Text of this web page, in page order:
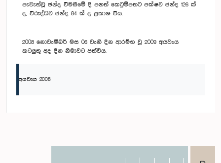
පැවැත්වූ ඡන්ද විමසීමේ දී පනත් කෙටුම්පතට පක්ෂව ඡන්ද 126 ක්
ද, විරුද්ධව ඡන්ද 84 ක් ද ප්‍රකාශ විය.
2008 නොවැම්බර් මස 06 වැනි දින ආරම්භ වූ 2009 අයවැය
කටයුතු අද දින නිමාවට පත්විය.
අයවැය 2008